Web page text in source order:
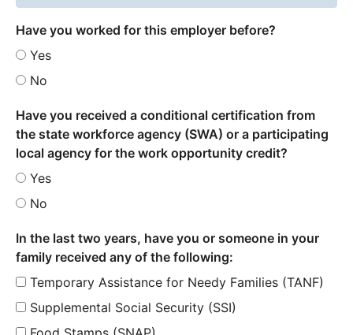
Have you worked for this employer before?
Yes
No
Have you received a conditional certification from
the state workforce agency (SWA) or a participating
local agency for the work opportunity credit?
Yes
No
In the last two years, have you or someone in your
family received any of the following:
Temporary Assistance for Needy Families (TANF)
Supplemental Social Security (SSI)